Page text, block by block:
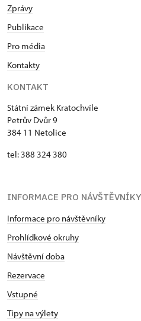
Zprávy
Publikace
Pro média
Kontakty
KONTAKT
Státní zámek Kratochvíle
Petrův Dvůr 9
384 11 Netolice
tel: 388 324 380
INFORMACE PRO NÁVŠTĚVNÍKY
Informace pro návštěvníky
Prohlídkové okruhy
Návštěvní doba
Rezervace
Vstupné
Tipy na výlety